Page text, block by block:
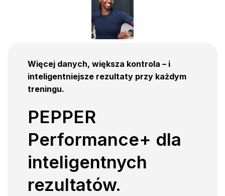
Więcej danych, większa kontrola – i
inteligentniejsze rezultaty przy każdym
treningu.
PEPPER
Performance+ dla
inteligentnych
rezultatów.